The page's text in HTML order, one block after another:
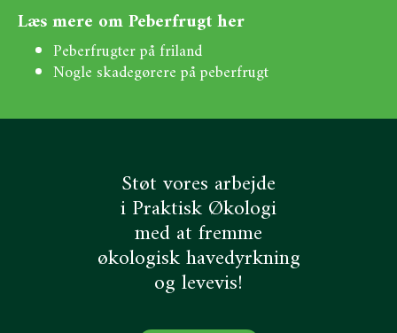
Læs mere om Peberfrugt her
Peberfrugter på friland
Nogle skadegørere på peberfrugt
Støt vores arbejde
i Praktisk Økologi
med at fremme
økologisk havedyrkning
og levevis!